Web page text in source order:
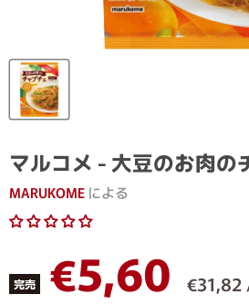
マルコメ - 大豆のお肉の
MARUKOMEによる
完売 現在の価
€5,60
€31,82